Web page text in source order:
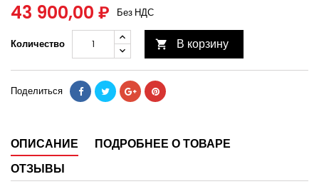
43 900,00 ₽ Без НДС
Количество  В корзину
Поделиться
ОПИСАНИЕ
ПОДРОБНЕЕ О ТОВАРЕ
ОТЗЫВЫ